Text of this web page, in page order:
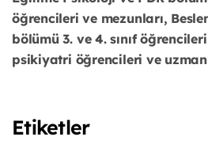
öğrencileri ve mezunları,
bölümü 3. ve 4. sınıf
psikiyatri öğrencileri ve
Etiketler